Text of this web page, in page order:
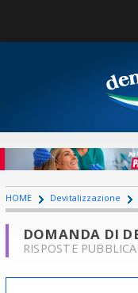
HOME Devitalizzazione
DOMANDA DI
RISPOSTE